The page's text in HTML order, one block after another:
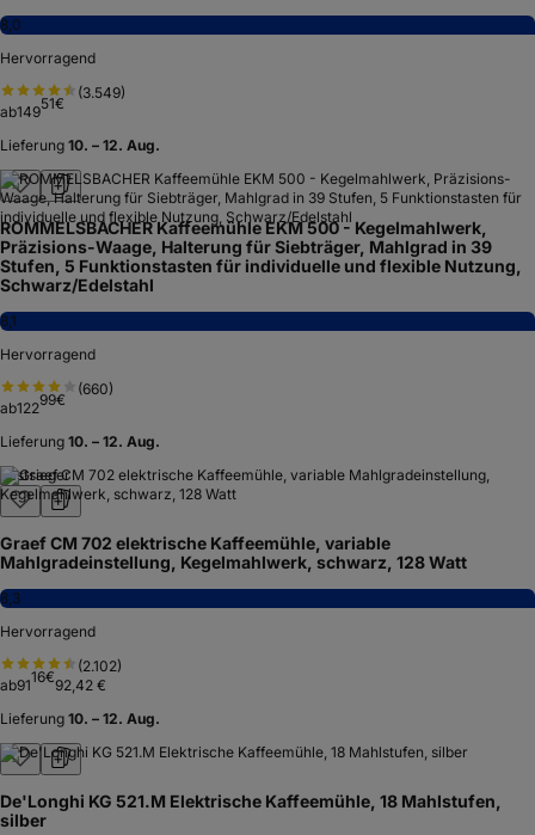
8,0
Hervorragend
(3.549)
ab14951€
Lieferung 10. – 12. Aug.
ROMMELSBACHER Kaffeemühle EKM 500 - Kegelmahlwerk,
Präzisions-Waage, Halterung für Siebträger, Mahlgrad in 39
Stufen, 5 Funktionstasten für individuelle und flexible Nutzung,
Schwarz/Edelstahl
8,1
Hervorragend
(660)
ab12299€
Lieferung 10. – 12. Aug.
Testsieger
Graef CM 702 elektrische Kaffeemühle, variable
Mahlgradeinstellung, Kegelmahlwerk, schwarz, 128 Watt
8,3
Hervorragend
(2.102)
ab9116€92,42 €
Lieferung 10. – 12. Aug.
De'Longhi KG 521.M Elektrische Kaffeemühle, 18 Mahlstufen,
silber